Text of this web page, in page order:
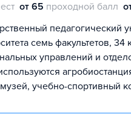
от 65 проходной балл
педагогический
семь факультетов,
управлений и
учебно-спортивный